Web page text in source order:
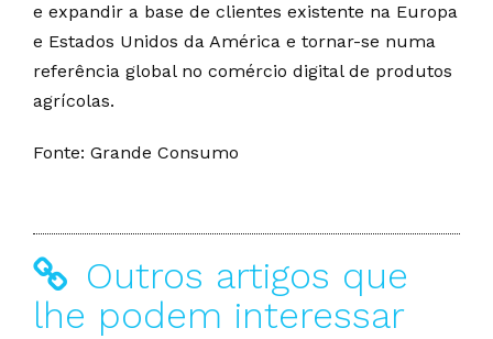
e expandir a base de clientes existente na Europa
e Estados Unidos da América e tornar-se numa
referência global no comércio digital de produtos
agrícolas.
Fonte: Grande Consumo
Outros artigos que
lhe podem interessar